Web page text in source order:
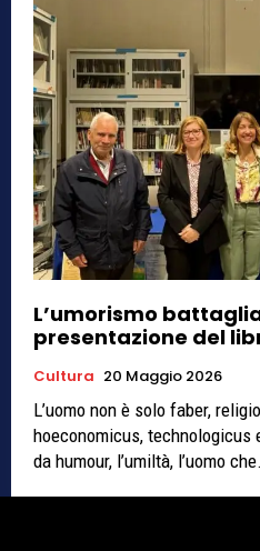
L’umorismo
presentazione del
Cultura 20 Maggio 2026
L’uomo non è solo faber,
hoeconomicus, technologicus
da humour, l’umiltà, l’uomo